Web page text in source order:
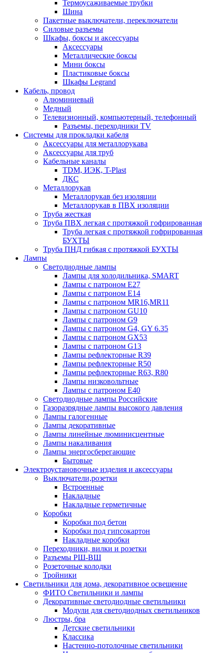
Термоусаживаемые трубки
Шина
Пакетные выключатели, переключатели
Силовые разъемы
Шкафы, боксы и аксессуары
Аксессуары
Металлические боксы
Мини боксы
Пластиковые боксы
Шкафы Legrand
Кабель, провод
Алюминиевый
Медный
Телевизионный, компьютерный, телефонный
Разъемы, переходники TV
Системы для прокладки кабеля
Аксессуары для металлорукава
Аксессуары для труб
Кабельные каналы
TDM, ИЭК, T-Plast
ДКС
Металлорукав
Металлорукав без изоляции
Металлорукав в ПВХ изоляции
Труба жесткая
Труба ПВХ легкая с протяжкой гофрированная
Труба легкая с протяжкой гофрированная
БУХТЫ
Труба ПНД гибкая с протяжкой БУХТЫ
Лампы
Светодиодные лампы
Лампы для холодильника, SMART
Лампы с патроном E27
Лампы с патроном Е14
Лампы с патроном MR16,MR11
Лампы с патроном GU10
Лампы с патроном G9
Лампы с патроном G4, GY 6.35
Лампы с патроном GX53
Лампы с патроном G13
Лампы рефлекторные R39
Лампы рефлекторные R50
Лампы рефлекторные R63, R80
Лампы низковольтные
Лампы с патроном Е40
Светодиодные лампы Российские
Газоразрядные лампы высокого давления
Лампы галогенные
Лампы декоративные
Лампы линейные люминисцентные
Лампы накаливания
Лампы энергосберегающие
Бытовые
Электроустановочные изделия и аксессуары
Выключатели,розетки
Встроенные
Накладные
Накладные герметичные
Коробки
Коробки под бетон
Коробки под гипсокартон
Накладные коробки
Переходники, вилки и розетки
Разъемы РШ-ВШ
Розеточные колодки
Тройники
Светильники для дома, декоративное освещение
ФИТО Светильники и лампы
Декоративные светодиодные светильники
Модули для светодиодных светильников
Люстры, бра
Детские светильники
Классика
Настенно-потолочные светильники